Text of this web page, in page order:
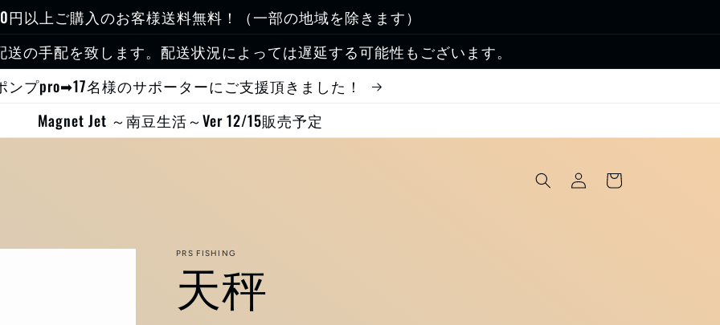
円以上ご購入のお客様送料無料！（一部の地域を除きます）
の手配を致します。配送状況によっては遅延する可能性もございます。
ンプpro➡17名様のサポーターにご支援頂きました！
Magnet Jet ～南豆生活～Ver 12/15販売予定
グ
イ
ー
PRS FISHING
天秤